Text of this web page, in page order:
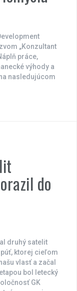
„Konzultant
práce,
výhody a
nasledujúcom
do
druhý satelit
púť, ktorej cieľom
vlasť a začal
bol letecký
GK